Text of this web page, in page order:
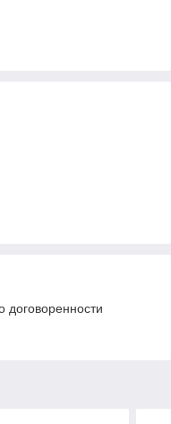
договоренности